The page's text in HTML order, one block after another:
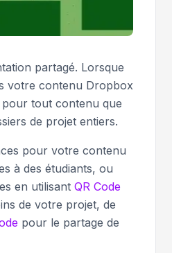
partagé. Lorsque
votre contenu Dropbox
tout contenu que
de projet entiers.
pour votre contenu
à des étudiants, ou
en utilisant QR Code
de votre projet, de
pour le partage de